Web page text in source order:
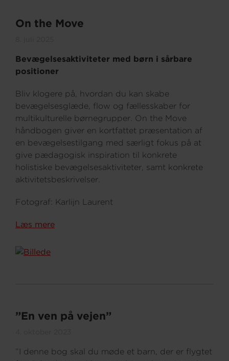
On the Move
Bevægelsesaktiviteter med børn i sårbare
positioner
Bliv klogere på, hvordan du kan skabe
bevægelsesglæde, flow og fællesskaber for
multikulturelle børnegrupper. On the Move
håndbogen giver en kortfattet præsentation af
en bevægelsestilgang med særligt fokus på at
give pædagogisk inspiration til konkrete
holistiske bevægelsesaktiviteter, samt konkrete
aktivitetsbeskrivelser.
Fotograf: Karlijn Laurent
Læs mere
”En ven på vejen”
”I denne bog skal du møde et barn, der er flygtet